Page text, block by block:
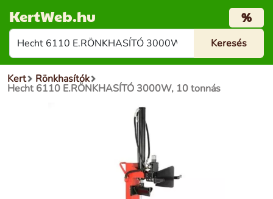
KertWeb.hu %
Kert Rönkhasítók
Hecht 6110 E.RÖNKHASÍTÓ 3000W, 10 tonnás